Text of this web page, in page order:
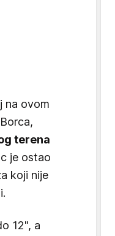
na ovom
terena
je ostao
koji nije
12", a